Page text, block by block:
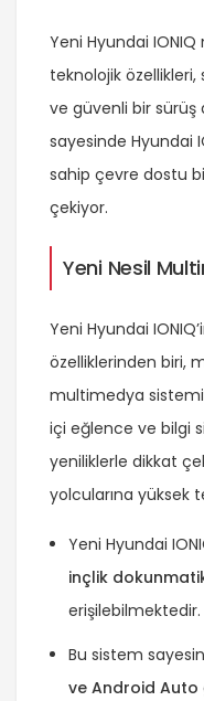
Yeni Hyundai
teknolojik
ve güvenli bir sürüş
sayesinde Hyundai
sahip çevre dostu
çekiyor.
Yeni Nesil
Yeni Hyundai
özelliklerinden biri,
multimedya
içi eğlence ve bilgi
yeniliklerle dikkat
yolcularına yüksek
Yeni Hyundai
inçlik
erişilebilmektedir.
Bu sistem
ve Android Auto